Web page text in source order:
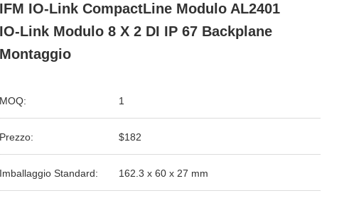
IFM IO-Link CompactLine Modulo AL2401
IO-Link Modulo 8 X 2 DI IP 67 Backplane
Montaggio
MOQ: 1
Prezzo: $182
Imballaggio Standard: 162.3 x 60 x 27 mm